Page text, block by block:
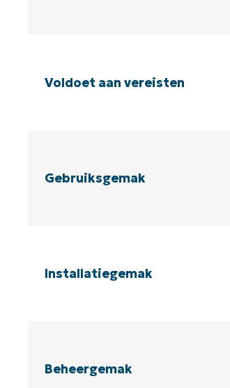
Voldoet aan vereisten
Gebruiksgemak
Installatiegemak
Beheergemak